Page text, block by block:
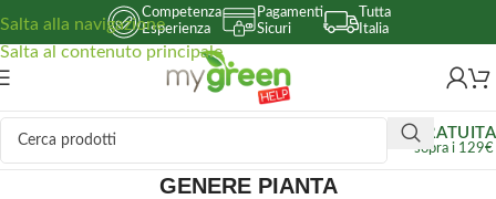
Salta alla navigazione
Salta al contenuto principale
Competenza
Esperienza
Pagamenti
Sicuri
Tutta
Italia
GRATUITA
sopra i 129€
GENERE PIANTA